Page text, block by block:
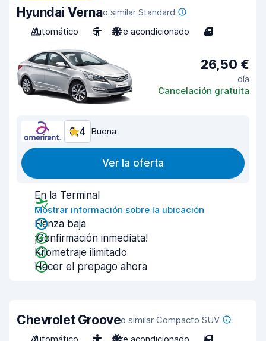
Hyundai Vernao similar Standard
Automático
5 Aire acondicionado 4
26,50 €
día
Cancelación gratuita
8,4 Buena
Ver la oferta
En la Terminal
Mostrar información sobre la ubicación
Fianza baja
¡Confirmación inmediata!
Kilometraje ilimitado
Hacer el prepago ahora
Chevrolet Grooveo similar Compacto SUV